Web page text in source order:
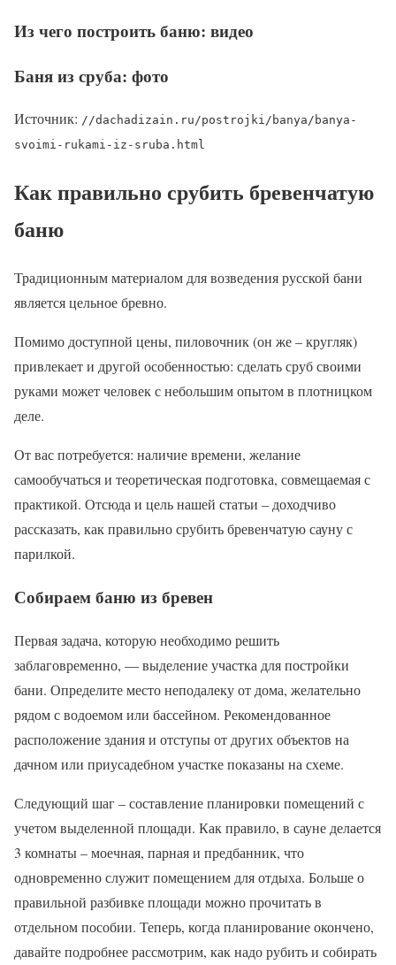
Из чего построить баню: видео
Баня из сруба: фото
Источник: //dachadizain.ru/postrojki/banya/banya-
svoimi-rukami-iz-sruba.html
Как правильно срубить бревенчатую
баню
Традиционным материалом для возведения русской бани
является цельное бревно.
Помимо доступной цены, пиловочник (он же – кругляк)
привлекает и другой особенностью: сделать сруб своими
руками может человек с небольшим опытом в плотницком
деле.
От вас потребуется: наличие времени, желание
самообучаться и теоретическая подготовка, совмещаемая с
практикой. Отсюда и цель нашей статьи – доходчиво
рассказать, как правильно срубить бревенчатую сауну с
парилкой.
Собираем баню из бревен
Первая задача, которую необходимо решить
заблаговременно, — выделение участка для постройки
бани. Определите место неподалеку от дома, желательно
рядом с водоемом или бассейном. Рекомендованное
расположение здания и отступы от других объектов на
дачном или приусадебном участке показаны на схеме.
Следующий шаг – составление планировки помещений с
учетом выделенной площади. Как правило, в сауне делается
3 комнаты – моечная, парная и предбанник, что
одновременно служит помещением для отдыха. Больше о
правильной разбивке площади можно прочитать в
отдельном пособии. Теперь, когда планирование окончено,
давайте подробнее рассмотрим, как надо рубить и собирать